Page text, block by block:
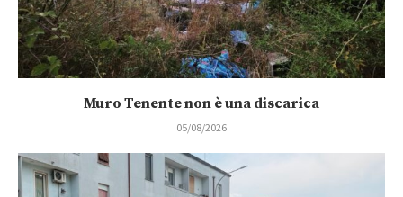
Muro Tenente non è una discarica
05/08/2026